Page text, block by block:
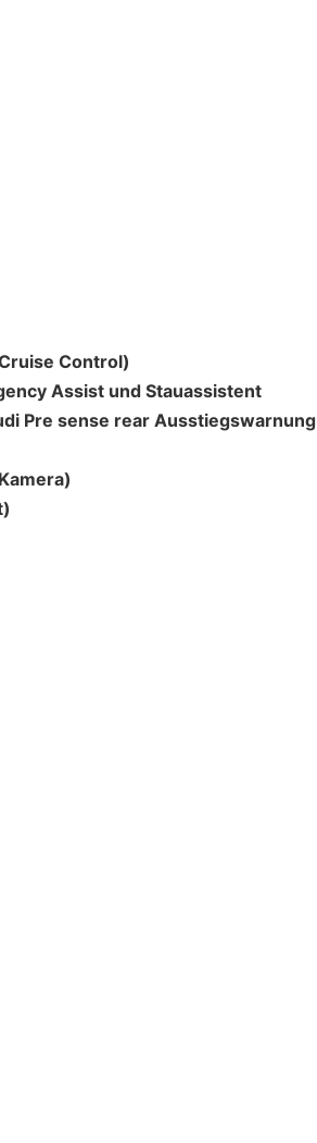
Control)
Assist und Stauassistent
Pre sense rear Ausstiegswarnung